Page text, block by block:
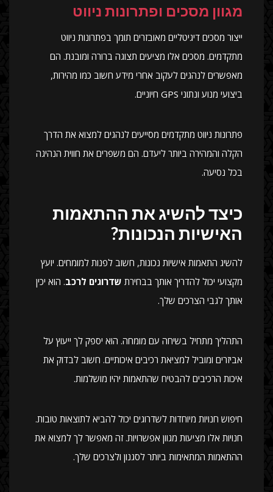
מגוון מסכים ופתרונות ניווט
ייצור מסכים דיגיטליים מאובזרים תומך בפתרונות ניווט
מתקדמים. מסכים אלו מציעים תצוגה ברורה ומובנת. הם
מאפשרים לנהגים לעקוב אחרי מידע חשוב כמו מהירות,
ביצועי מנוע ונתוני GPS חיוניים.
פתרונות ניווט מתקדמים מסייעים לנהגים למצוא את הדרך
הקלה והמהירה ביותר ליעדם. הם משפרים את חווית הנהיגה
בכל נסיעה.
כיצד להשיג את ההתאמות
האישיות הנכונות?
להשיג התאמות אישיות נכונות, חשוב לפנות למומחים. יועץ
מקצועי יכול להדריך אותך בבחירת שדרוגים לרכב. הוא יכין
אותך לגבי הצרכים שלך.
התהליך מתחיל בשיחה עם מומחה. הוא יספק לך ייעוץ על
אביזרים ומוביל למציאת רכיבים איכותיים. חשוב לבדוק את
איכות הרכיבים להבטיח שהתאמות יהיו מושלמות.
חיפוש חנויות מיוחדות לשדרוגים יכול להביא לתוצאות טובות.
חנויות אלו מציעות מגוון אפשרויות. זה מאפשר לך למצוא את
ההתאמות המתאימות ביותר לסגנון ולצרכים שלך.